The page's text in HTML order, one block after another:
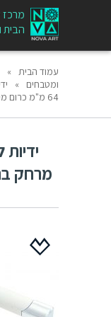
מרכז
עמוד הבית »
ומטבחים
»
64 מ"מ כרום מט / אנודייז